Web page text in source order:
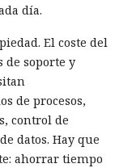
día.
El coste del
de soporte y
de procesos,
control de
datos. Hay que
ahorrar tiempo